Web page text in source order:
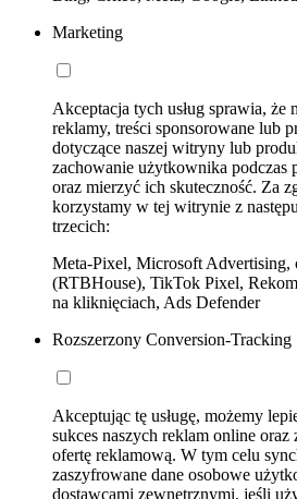
Marketing
Akceptacja tych usług sprawia, że
reklamy, treści sponsorowane lub
dotyczące naszej witryny lub
zachowanie użytkownika podczas
oraz mierzyć ich skuteczność. Za
korzystamy w tej witrynie z
trzecich:
Meta-Pixel, Microsoft Advertising,
(RTBHouse), TikTok Pixel,
na kliknięciach, Ads Defender
Rozszerzony Conversion-Tracking
Akceptując tę usługę, możemy
sukces naszych reklam online oraz
ofertę reklamową. W tym celu
zaszyfrowane dane osobowe
dostawcami zewnętrznymi, jeśli